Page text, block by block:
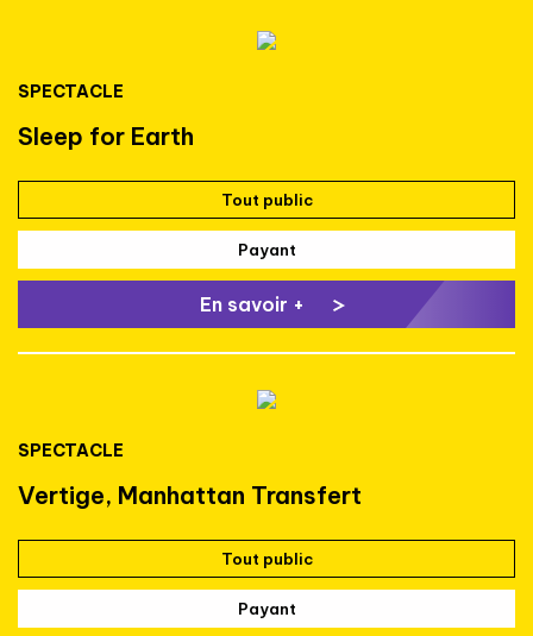
SPECTACLE
Sleep for Earth
Tout public
Payant
En savoir +
SPECTACLE
Vertige, Manhattan Transfert
Tout public
Payant